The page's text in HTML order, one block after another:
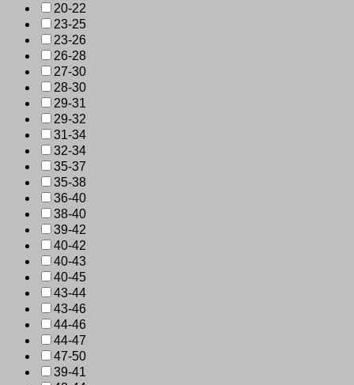
20-22
23-25
23-26
26-28
27-30
28-30
29-31
29-32
31-34
32-34
35-37
35-38
36-40
38-40
39-42
40-42
40-43
40-45
43-44
43-46
44-46
44-47
47-50
39-41